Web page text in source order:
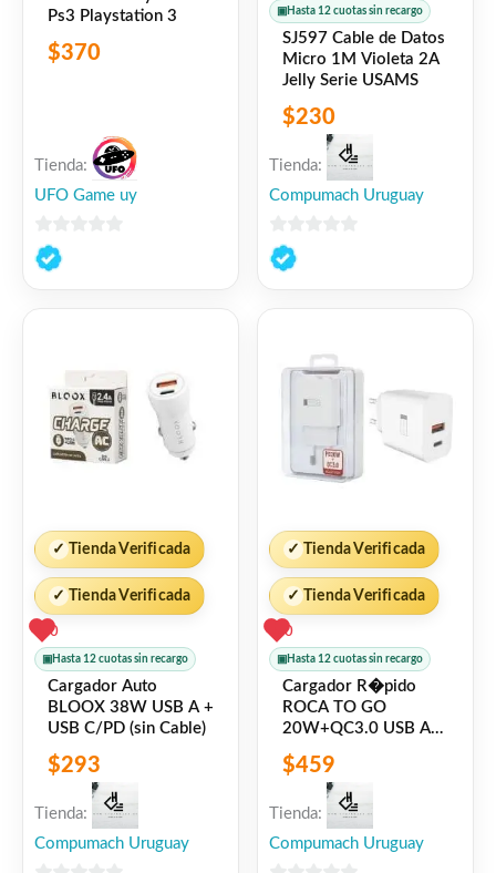
Ps3 Playstation 3
$370
Tienda:
UFO Game uy
0
de
▣ Hasta 12 cuotas sin recargo
SJ597 Cable de Datos
Micro 1M Violeta 2A
Jelly Serie USAMS
$230
Tienda:
Compumach Uruguay
0
de
✓ Tienda Verificada
✓ Tienda Verificada
0
▣ Hasta 12 cuotas sin recargo
Cargador Auto
BLOOX 38W USB A +
USB C/PD (sin Cable)
$293
Tienda:
Compumach Uruguay
✓ Tienda Verificada
✓ Tienda Verificada
0
▣ Hasta 12 cuotas sin recargo
Cargador R�pido
ROCA TO GO
20W+QC3.0 USB A
QC3.0 USB C PD Sin
Cable
$459
Tienda:
Compumach Uruguay